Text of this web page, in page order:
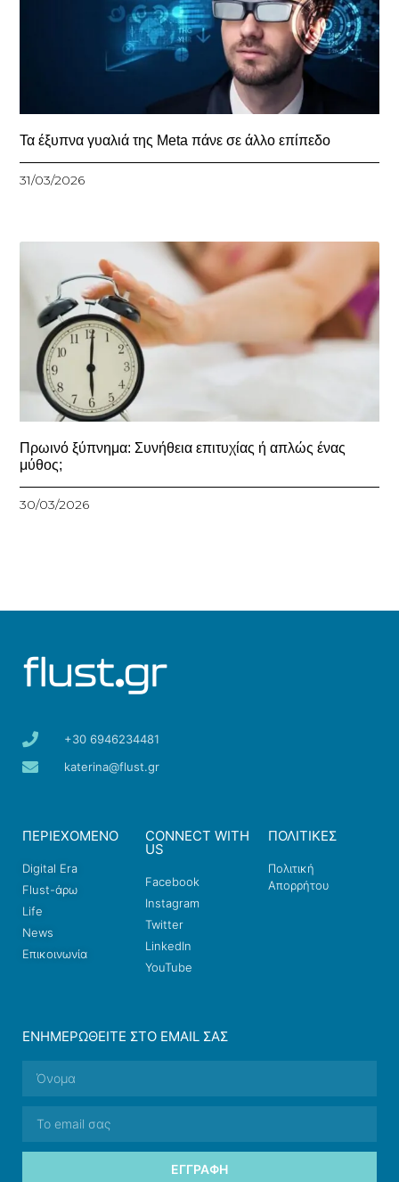
Τα έξυπνα γυαλιά της Meta πάνε σε άλλο επίπεδο
31/03/2026
Πρωινό ξύπνημα: Συνήθεια επιτυχίας ή απλώς ένας
μύθος;
30/03/2026
+30 6946234481
katerina@flust.gr
ΠΕΡΙΕΧΟΜΕΝΟ
Digital Era
Flust-άρω
Life
News
Επικοινωνία
CONNECT WITH
US
Facebook
Instagram
Twitter
LinkedIn
YouTube
ΠΟΛΙΤΙΚΕΣ
Πολιτική
Απορρήτου
ΕΝΗΜΕΡΩΘΕΊΤΕ ΣΤΟ EMAIL ΣΑΣ
ΕΓΓΡΑΦΉ